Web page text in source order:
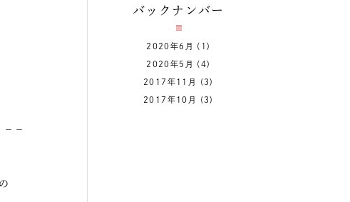
－
バックナンバー
2020年6月 (1)
2020年5月 (4)
2017年11月 (3)
2017年10月 (3)